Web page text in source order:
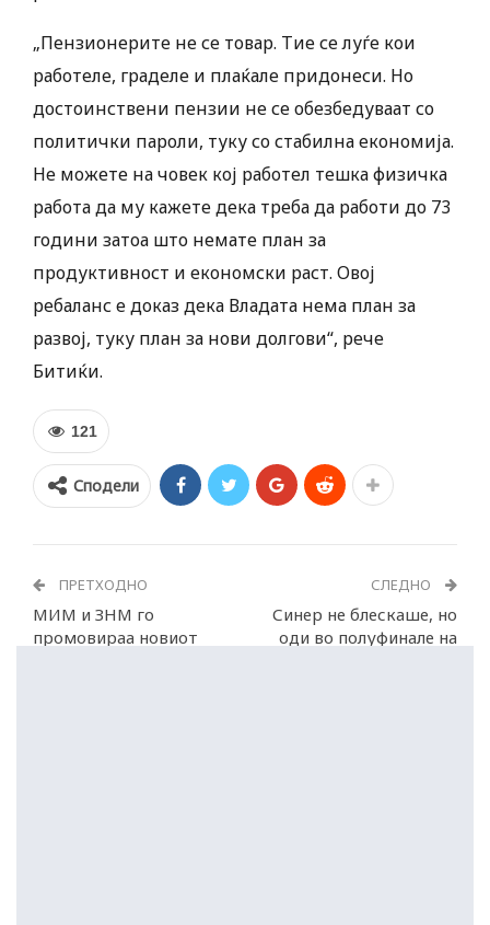
„Пензионерите не се товар. Тие се луѓе кои
работеле, граделе и плаќале придонеси. Но
достоинствени пензии не се обезбедуваат со
политички пароли, туку со стабилна економија.
Не можете на човек кој работел тешка физичка
работа да му кажете дека треба да работи до 73
години затоа што немате план за
продуктивност и економски раст. Овој
ребаланс е доказ дека Владата нема план за
развој, туку план за нови долгови“, рече
Битиќи.
121
Сподели
ПРЕТХОДНО
МИМ и ЗНМ го
промовираа новиот
СЛЕДНО
Синер не блескаше, но
оди во полуфинале на